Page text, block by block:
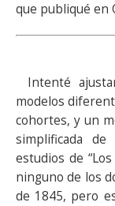
que publiqué en
Intenté
modelos
cohortes, y un
simplificada
estudios de
ninguno de los
de 1845, pero